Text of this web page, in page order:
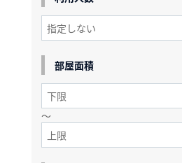
部屋面積
～